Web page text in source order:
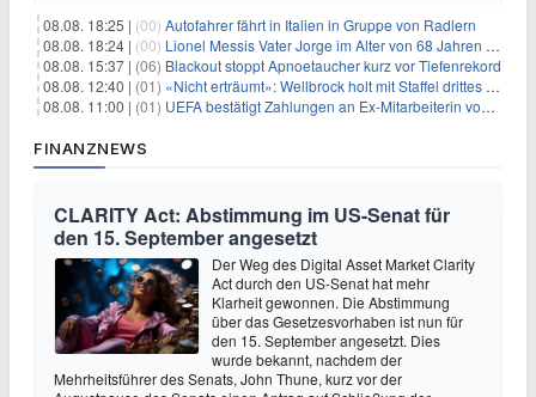
08.08. 18:25 | (00) Autofahrer fährt in Italien in Gruppe von Radlern
08.08. 18:24 | (00) Lionel Messis Vater Jorge im Alter von 68 Jahren gestorben
08.08. 15:37 | (06) Blackout stoppt Apnoetaucher kurz vor Tiefenrekord
08.08. 12:40 | (01) «Nicht erträumt»: Wellbrock holt mit Staffel drittes EM-Gold
08.08. 11:00 | (01) UEFA bestätigt Zahlungen an Ex-Mitarbeiterin von Infantino
FINANZNEWS
CLARITY Act: Abstimmung im US-Senat für
den 15. September angesetzt
Der Weg des Digital Asset Market Clarity
Act durch den US-Senat hat mehr
Klarheit gewonnen. Die Abstimmung
über das Gesetzesvorhaben ist nun für
den 15. September angesetzt. Dies
wurde bekannt, nachdem der
Mehrheitsführer des Senats, John Thune, kurz vor der